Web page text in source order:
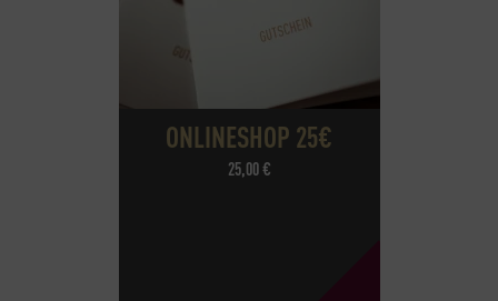
ONLINESHOP 25€
25,00€